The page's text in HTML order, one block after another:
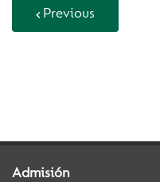
Previous
Admisión